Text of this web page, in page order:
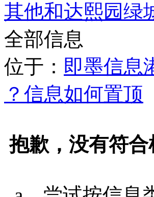
其他和达熙园绿
全部信息
位于： 即墨信息
？信息如何置顶
抱歉，没有符